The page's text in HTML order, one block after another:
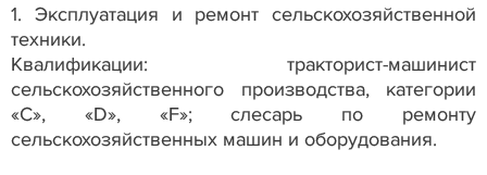
1. Эксплуатация и ремонт сельскохозяйственной
техники.
Квалификации: тракторист-машинист
сельскохозяйственного производства, категории
«С», «D», «F»; слесарь по ремонту
сельскохозяйственных машин и оборудования.